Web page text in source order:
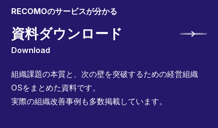
RECOMOのサービスが分かる
資料ダウンロード
Download
組織課題の本質と、次の壁を突破するための経営組織
OSをまとめた資料です。
実際の組織改善事例も多数掲載しています。